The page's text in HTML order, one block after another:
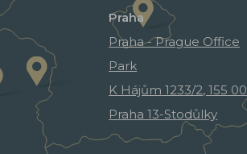
Praha
Praha - Prague Office
Park
K Hájům 1233/2, 155 00
Praha 13-Stodůlky